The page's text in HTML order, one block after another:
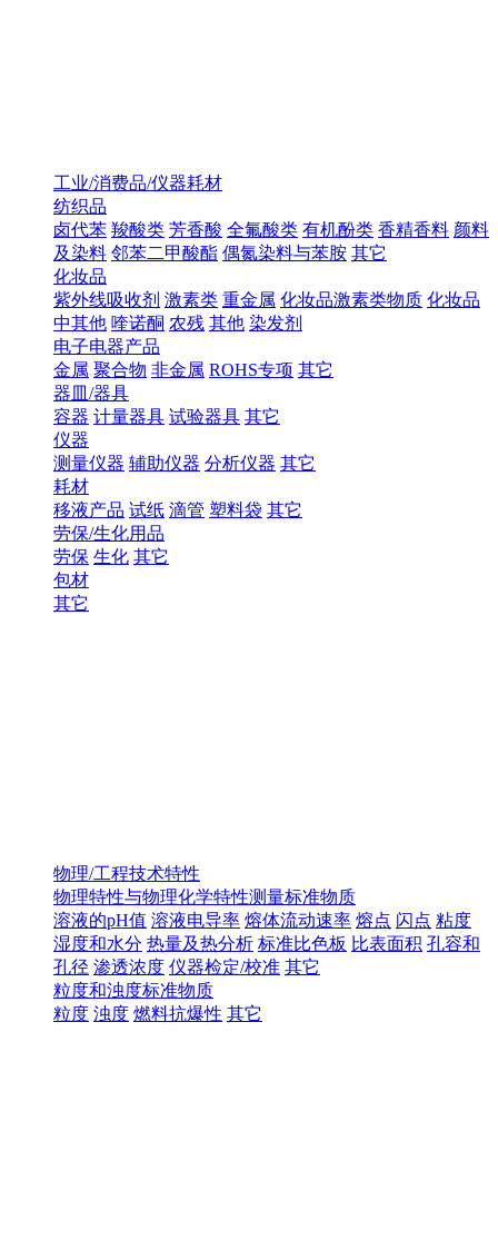
工业/消费品/仪器耗材
纺织品
卤代苯 羧酸类 芳香酸 全氟酸类 有机酚类 香精香料 颜料
及染料 邻苯二甲酸酯 偶氮染料与苯胺 其它
化妆品
紫外线吸收剂 激素类 重金属 化妆品激素类物质 化妆品
中其他 喹诺酮 农残 其他 染发剂
电子电器产品
金属 聚合物 非金属 ROHS专项 其它
器皿/器具
容器 计量器具 试验器具 其它
仪器
测量仪器 辅助仪器 分析仪器 其它
耗材
移液产品 试纸 滴管 塑料袋 其它
劳保/生化用品
劳保 生化 其它
包材
其它
物理/工程技术特性
物理特性与物理化学特性测量标准物质
溶液的pH值 溶液电导率 熔体流动速率 熔点 闪点 粘度
湿度和水分 热量及热分析 标准比色板 比表面积 孔容和
孔径 渗透浓度 仪器检定/校准 其它
粒度和浊度标准物质
粒度 浊度 燃料抗爆性 其它